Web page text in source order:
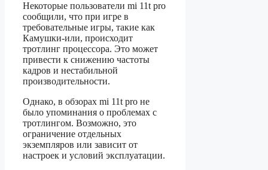
Некоторые пользователи mi 11t pro
сообщили, что при игре в
требовательные игры, такие как
Камушки-или, происходит
тротлинг процессора. Это может
привести к снижению частоты
кадров и нестабильной
производительности.
Однако, в обзорах mi 11t pro не
было упоминания о проблемах с
тротлингом. Возможно, это
ограничение отдельных
экземпляров или зависит от
настроек и условий эксплуатации.